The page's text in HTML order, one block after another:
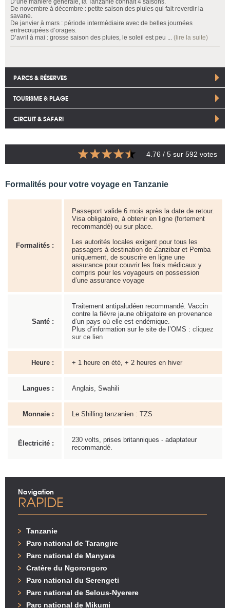
D’une manière générale, la Tanzanie connaît 4 saisons.
De novembre à décembre : petite saison des pluies qui fait reverdir la
savane.
De janvier à mars : période intermédiaire avec de belles journées
entrecoupées d’orages.
D’avril à mai : grosse saison des pluies, le soleil est peu ... (lire la suite)
PARCS & RÉSERVES
TOURISME & PLAGE
CIRCUIT & SAFARI
4.76 / 5 sur 592 votes
Formalités pour votre voyage en Tanzanie
Formalités :
Passeport valide 6 mois après la date de retour.
Visa obligatoire, à obtenir en ligne (fortement
recommandé) ou sur place.
Les autorités locales exigent pour tous les
passagers à destination de Zanzibar et Pemba
uniquement, de souscrire en ligne une
assurance pour couvrir les frais médicaux y
compris pour les voyageurs en possession
d’une assurance voyage
Santé :
Traitement antipaludéen recommandé. Vaccin
contre la fièvre jaune obligatoire en provenance
d’un pays où elle est endémique.
Plus d’information sur le site de l’OMS : cliquez
sur ce lien
Heure : + 1 heure en été, + 2 heures en hiver
Langues : Anglais, Swahili
Monnaie : Le Shilling tanzanien : TZS
Électricité :
230 volts, prises britanniques - adaptateur
recommandé.
Navigation
RAPIDE
Tanzanie
Parc national de Tarangire
Parc national de Manyara
Cratère du Ngorongoro
Parc national du Serengeti
Parc national de Selous-Nyerere
Parc national de Mikumi